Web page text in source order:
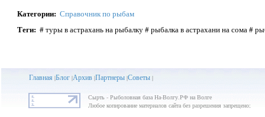
Категории: Справочник по рыбам
Теги: # туры в астрахань на рыбалку # рыбалка в астрахани на сома #
Главная |Блог|Архив|Партнеры|Советы|
Сырть - Рыболовная база На-Волгу.РФ на Волге
Любое копирование материалов сайта без разрешения запрещено;